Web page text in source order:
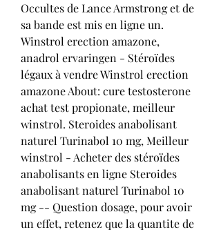
Occultes de Lance Armstrong et de
sa bande est mis en ligne un.
Winstrol erection amazone,
anadrol ervaringen - Stéroïdes
légaux à vendre Winstrol erection
amazone About: cure testosterone
achat test propionate, meilleur
winstrol. Steroides anabolisant
naturel Turinabol 10 mg, Meilleur
winstrol - Acheter des stéroïdes
anabolisants en ligne Steroides
anabolisant naturel Turinabol 10
mg -- Question dosage, pour avoir
un effet, retenez que la quantite de